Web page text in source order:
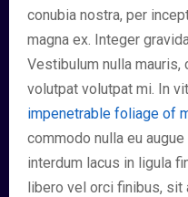
conubia nostra, per
magna ex. Integer
Vestibulum nulla
volutpat volutpat mi. In
impenetrable foliage of
commodo nulla eu
interdum lacus in ligula
libero vel orci finibus, sit